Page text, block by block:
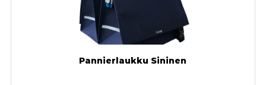
Pannierlaukku Sininen